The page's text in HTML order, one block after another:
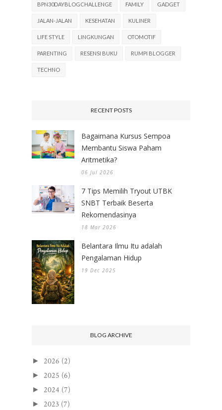
BPN30DAYBLOGCHALLENGE FAMILY GADGET
JALAN-JALAN KESEHATAN KULINER
LIFE STYLE LINGKUNGAN OTOMOTIF
PARENTING RESENSI BUKU RUMPI BLOGGER
TECHNO
RECENT POSTS
Bagaimana Kursus Sempoa
Membantu Siswa Paham
Aritmetika?
06 Jul 2026
7 Tips Memilih Tryout UTBK
SNBT Terbaik Beserta
Rekomendasinya
18 Mar 2026
Belantara Ilmu Itu adalah
Pengalaman Hidup
19 Dec 2025
BLOG ARCHIVE
► 2026 (2)
► 2025 (6)
► 2024 (7)
► 2023 (7)